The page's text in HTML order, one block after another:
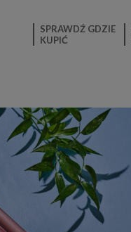
SPRAWDŹ GDZIE
KUPIĆ